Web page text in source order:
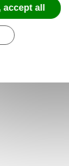
accept all